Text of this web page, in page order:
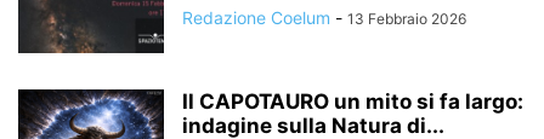
Redazione Coelum - 13 Febbraio 2026
Il CAPOTAURO un mito si fa largo:
indagine sulla Natura di...